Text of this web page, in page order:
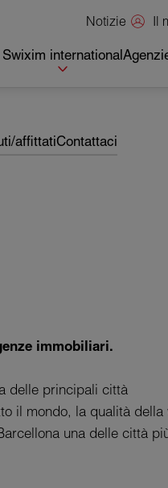
Notizie Il
Swixim international
affittatiContattaci
immobiliari.
delle principali città
il mondo, la qualità della
una delle città